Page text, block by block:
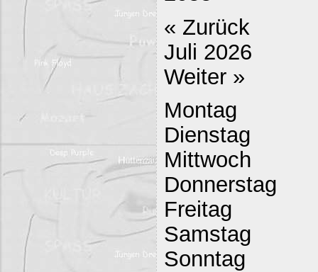
« Zurück
Juli 2026
Weiter »
Montag
Dienstag
Mittwoch
Donnerstag
Freitag
Samstag
Sonntag